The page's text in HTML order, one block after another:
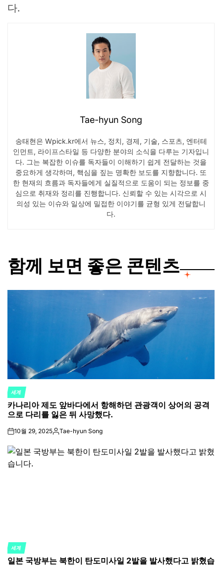
다.
Tae-hyun Song
송태현은 Wpick.kr에서 뉴스, 정치, 경제, 기술, 스포츠, 엔터테
인먼트, 라이프스타일 등 다양한 분야의 소식을 다루는 기자입니
다. 그는 복잡한 이슈를 독자들이 이해하기 쉽게 전달하는 것을
중요하게 생각하며, 핵심을 짚는 명확한 보도를 지향합니다. 또
한 현재의 흐름과 독자들에게 실질적으로 도움이 되는 정보를 중
심으로 취재와 정리를 진행합니다. 신뢰할 수 있는 시각으로 시
의성 있는 이슈와 일상에 밀접한 이야기를 균형 있게 전달합니
다.
함께 보면 좋은 콘텐츠
POSTED
IN
세계
카나리아 제도 앞바다에서 항해하던 관광객이 상어의 공격
으로 다리를 잃은 뒤 사망했다.
on10월 29, 2025Posted
Tae-hyun Song
POSTED
IN
세계
일본 국방부는 북한이 탄도미사일 2발을 발사했다고 밝혔습